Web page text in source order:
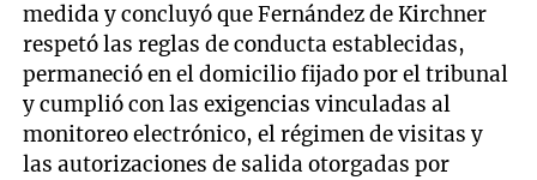
medida y concluyó que Fernández de Kirchner
respetó las reglas de conducta establecidas,
permaneció en el domicilio fijado por el tribunal
y cumplió con las exigencias vinculadas al
monitoreo electrónico, el régimen de visitas y
las autorizaciones de salida otorgadas por